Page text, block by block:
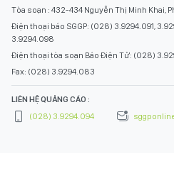
Tòa soạn : 432-434 Nguyễn Thị Minh Khai,
Điện thoại báo SGGP: (028) 3.9294.091,
3.9294.098
Điện thoại tòa soạn Báo Điện Tử: (028)
Fax: (028) 3.9294.083
LIÊN HỆ QUẢNG CÁO :
(028) 3.9294.094